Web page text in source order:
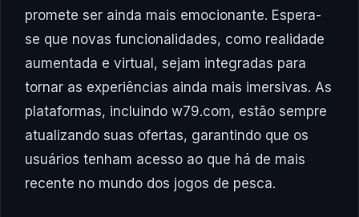
promete ser ainda mais emocionante. Espera-
se que novas funcionalidades, como realidade
aumentada e virtual, sejam integradas para
tornar as experiências ainda mais imersivas. As
plataformas, incluindo w79.com, estão sempre
atualizando suas ofertas, garantindo que os
usuários tenham acesso ao que há de mais
recente no mundo dos jogos de pesca.